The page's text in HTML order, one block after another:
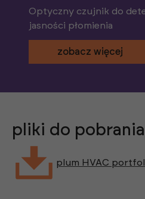
Optyczny czujnik do
jasności płomienia
zobacz więcej
pliki do pobrania
plum HVAC